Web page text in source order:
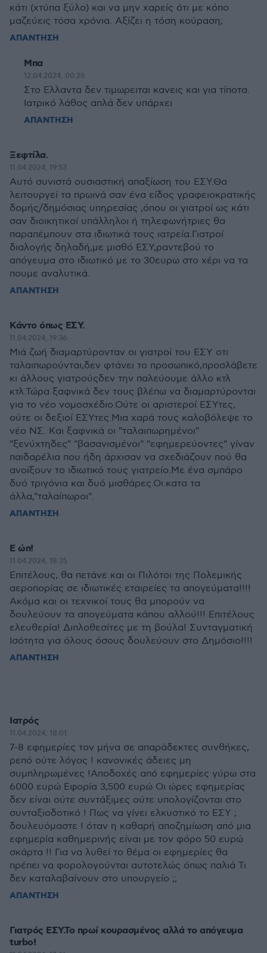
κάτι (χτύπα ξύλο) και να μην χαρείς ότι με κόπο
μαζεύεις τόσα χρόνια. Αξίζει η τόση κούραση;
ΑΠΑΝΤΗΣΗ
Μπα
12.04.2024, 00:26
Στο Ελλαντα δεν τιμωρειται κανεις και για τίποτα.
Ιατρικό λάθος απλά δεν υπάρχει
ΑΠΑΝΤΗΣΗ
Ξεφτίλα.
11.04.2024, 19:53
Αυτό συνιστά ουσιαστική απαξίωση του ΕΣΥ.Θα
λειτουργεί τα πρωινά σαν ένα είδος γραφειοκρατικής
δομής/δημόσιας υπηρεσίας ,όπου οι γιατροί ως κάτι
σαν διοικητικοί υπάλληλοι ή τηλεφωνήτριες θα
παραπέμπουν στα ιδιωτικά τους ιατρεία.Γιατροί
διαλογής δηλαδή,με μισθό ΕΣΥ,ραντεβού το
απόγευμα στο ιδιωτικό με το 30ευρω στο χέρι να τα
πουμε αναλυτικά.
ΑΠΑΝΤΗΣΗ
Κάντο όπως ΕΣΥ.
11.04.2024, 19:36
Μιά ζωή διαμαρτύρονταν οι γιατροί του ΕΣΥ οτι
ταλαιπωρούνται,δεν φτάνει το προσωπικό,προσλάβετε
κι άλλους γιατρούςδεν την παλεύουμε άλλο κτλ
κτλ.Τώρα ξαφνικά δεν τους βλέπω να διαμαρτύρονται
για το νέο νομοσχέδιο.Ούτε οι αριστεροί ΕΣΥτες,
ούτε οι δεξιοί ΕΣΥτες.Μια χαρά τους καλοβόλεψε το
νέο ΝΣ. Και ξαφνικά οι "ταλαιπωρημένοι"
"ξενύχτηδες" "βασανισμένοι" "εφημερεύοντες" γίναν
παιδαρέλια που ήδη άρχισαν να σχεδιάζουν πού θα
ανοίξουν το ιδιωτικό τους γιατρείο.Με ένα σμπάρο
δυό τριγόνια και δυό μισθάρες.Οι.κατα τα
άλλα,"ταλαίπωροι".
ΑΠΑΝΤΗΣΗ
Ε ώπ!
11.04.2024, 18:35
Επιτέλους, θα πετάνε και οι Πιλότοι της Πολεμικής
αεροπορίας σε ιδιωτικές εταιρείες τα απογεύματα!!!!
Ακόμα και οι τεχνικοί τους θα μπορούν να
δουλεύουν τα απογεύματα κάπου αλλού!!! Επιτέλους
ελευθερία! Διπλοθεσίτες με τη βούλα! Συνταγματική
Ισότητα για όλους όσους δουλεύουν στο Δημόσιο!!!!
ΑΠΑΝΤΗΣΗ
Ιατρός
11.04.2024, 18:01
7-8 εφημερίες τον μήνα σε απαράδεκτες συνθήκες,
ρεπό ούτε λόγος ! κανονικές άδειες μη
συμπληρωμένες !Αποδοχές από εφημερίες γύρω στα
6000 ευρώ Εφορία 3,500 ευρώ Οι ώρες εφημερίας
δεν είναι ούτε συντάξιμες ούτε υπολογίζονται στο
συνταξιοδοτικό ! Πως να γίνει ελκυστικό το ΕΣΥ ;
δουλευόμαστε ! όταν η καθαρή αποζημίωση από μια
εφημερία καθημερινής είναι με τον φόρο 50 ευρώ
σκάρτα !! Για να λυθεί το θέμα οι εφημερίες θα
πρέπει να φορολογούνται αυτοτελώς όπως παλιά Τι
δεν καταλαβαίνουν στο υπουργείο ;;
ΑΠΑΝΤΗΣΗ
Γιατρός ΕΣΥ.Το πρωί κουρασμένος αλλά το απόγευμα
turbo!